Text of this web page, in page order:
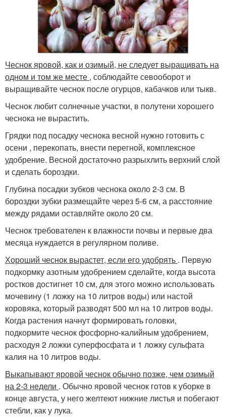
Чеснок яровой, как и озимый, не следует выращивать на
одном и том же месте , соблюдайте севооборот и
выращивайте чеснок после огурцов, кабачков или тыкв.
Чеснок любит солнечные участки, в полутени хорошего
чеснока не вырастить.
Грядки под посадку чеснока весной нужно готовить с
осени , перекопать, внести перегной, комплексное
удобрение. Весной достаточно разрыхлить верхний слой
и сделать бороздки.
Глубина посадки зубков чеснока около 2-3 см. В
бороздки зубки размещайте через 5-6 см, а расстояние
между рядами оставляйте около 20 см.
Чеснок требователен к влажности почвы и первые два
месяца нуждается в регулярном поливе.
Хороший чеснок вырастет, если его удобрять . Первую
подкормку азотным удобрением сделайте, когда высота
ростков достигнет 10 см, для этого можно использовать
мочевину (1 ложку на 10 литров воды) или настой
коровяка, который разводят 500 мл на 10 литров воды.
Когда растения начнут формировать головки,
подкормите чеснок фосфорно-калийным удобрением,
расходуя 2 ложки суперфосфата и 1 ложку сульфата
калия на 10 литров воды.
Выкапывают яровой чеснок обычно позже, чем озимый
на 2-3 недели . Обычно яровой чеснок готов к уборке в
конце августа, у него желтеют нижние листья и побегают
стебли, как у лука.